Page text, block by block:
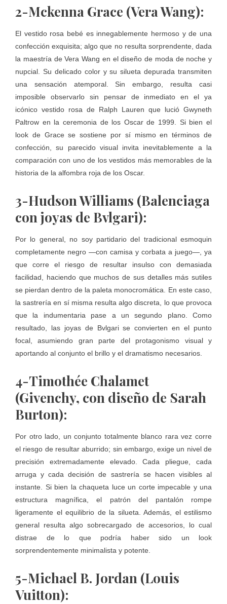
2-Mckenna Grace (Vera Wang):
El vestido rosa bebé es innegablemente hermoso y de una
confección exquisita; algo que no resulta sorprendente, dada
la maestría de Vera Wang en el diseño de moda de noche y
nupcial. Su delicado color y su silueta depurada transmiten
una sensación atemporal. Sin embargo, resulta casi
imposible observarlo sin pensar de inmediato en el ya
icónico vestido rosa de Ralph Lauren que lució Gwyneth
Paltrow en la ceremonia de los Oscar de 1999. Si bien el
look de Grace se sostiene por sí mismo en términos de
confección, su parecido visual invita inevitablemente a la
comparación con uno de los vestidos más memorables de la
historia de la alfombra roja de los Oscar.
3-Hudson Williams (Balenciaga
con joyas de Bvlgari):
Por lo general, no soy partidario del tradicional esmoquin
completamente negro —con camisa y corbata a juego—, ya
que corre el riesgo de resultar insulso con demasiada
facilidad, haciendo que muchos de sus detalles más sutiles
se pierdan dentro de la paleta monocromática. En este caso,
la sastrería en sí misma resulta algo discreta, lo que provoca
que la indumentaria pase a un segundo plano. Como
resultado, las joyas de Bvlgari se convierten en el punto
focal, asumiendo gran parte del protagonismo visual y
aportando al conjunto el brillo y el dramatismo necesarios.
4-Timothée Chalamet
(Givenchy, con diseño de Sarah
Burton):
Por otro lado, un conjunto totalmente blanco rara vez corre
el riesgo de resultar aburrido; sin embargo, exige un nivel de
precisión extremadamente elevado. Cada pliegue, cada
arruga y cada decisión de sastrería se hacen visibles al
instante. Si bien la chaqueta luce un corte impecable y una
estructura magnífica, el patrón del pantalón rompe
ligeramente el equilibrio de la silueta. Además, el estilismo
general resulta algo sobrecargado de accesorios, lo cual
distrae de lo que podría haber sido un look
sorprendentemente minimalista y potente.
5-Michael B. Jordan (Louis
Vuitton):